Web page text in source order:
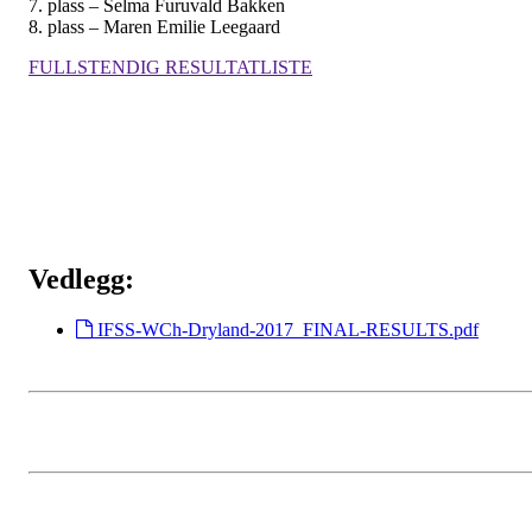
7. plass – Selma Furuvald Bakken
8. plass – Maren Emilie Leegaard
FULLSTENDIG RESULTATLISTE
Vedlegg:
IFSS-WCh-Dryland-2017_FINAL-RESULTS.pdf